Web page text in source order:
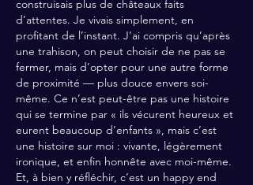
construisais plus de châteaux faits
d’attentes. Je vivais simplement, en
profitant de l’instant. J’ai compris qu’après
une trahison, on peut choisir de ne pas se
fermer, mais d’opter pour une autre forme
de proximité — plus douce envers soi-
même. Ce n’est peut-être pas une histoire
qui se termine par « ils vécurent heureux et
eurent beaucoup d’enfants », mais c’est
une histoire sur moi : vivante, légèrement
ironique, et enfin honnête avec moi-même.
Et, à bien y réfléchir, c’est un happy end